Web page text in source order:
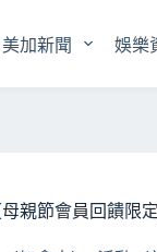
美加新聞 娛樂
親節會員回饋限